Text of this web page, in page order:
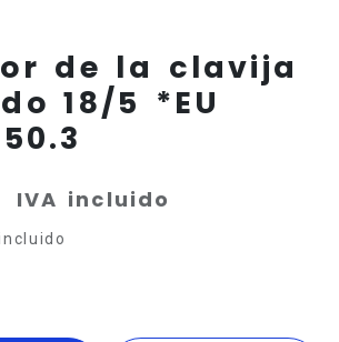
de la clavija
18/5 *EU
IVA incluido